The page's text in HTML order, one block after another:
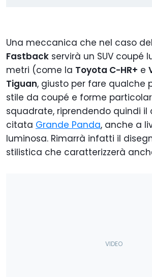
Una meccanica che nel caso
Fastback servirà un SUV coupé
metri (come la Toyota C-HR+ e
Tiguan, giusto per fare qualche
stile da coupé e forme
squadrate, riprendendo quindi il
citata Grande Panda, anche a
luminosa. Rimarrà infatti il
stilistica che caratterizzerà